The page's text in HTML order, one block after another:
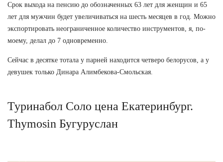
Срок выхода на пенсию до обозначенных 63 лет для женщин и 65
лет для мужчин будет увеличиваться на шесть месяцев в год. Можно
экспортировать неограниченное количество инструментов, я, по-
моему, делал до 7 одновременно.
Сейчас в десятке тотала у парней находится четверо белорусов, а у
девушек только Динара Алимбекова-Смольская.
Туринабол Соло цена Екатеринбург.
Thymosin Бугуруслан